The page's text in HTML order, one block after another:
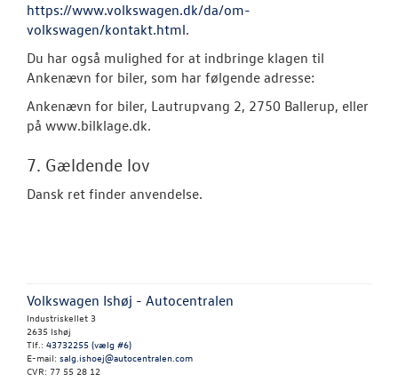
https://www.volkswagen.dk/da/om-
volkswagen/kontakt.html.
Du har også mulighed for at indbringe klagen til
Ankenævn for biler, som har følgende adresse:
Ankenævn for biler, Lautrupvang 2, 2750 Ballerup, eller
på www.bilklage.dk.
7. Gældende lov
Dansk ret finder anvendelse.
Volkswagen Ishøj - Autocentralen
Industriskellet 3
2635 Ishøj
Tlf.: 43732255 (vælg #6)
E-mail: salg.ishoej@autocentralen.com
CVR: 77 55 28 12